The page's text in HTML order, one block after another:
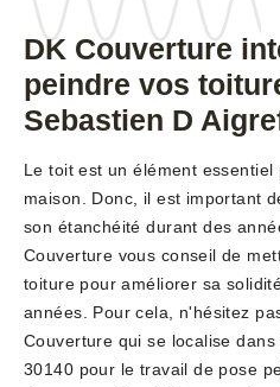
DK Couverture
peindre vos
Sebastien D
Le toit est un élément
maison. Donc, il est important
son étanchéité durant des
Couverture vous conseil de
toiture pour améliorer sa
années. Pour cela, n'hésitez
Couverture qui se localise
30140 pour le travail de pose